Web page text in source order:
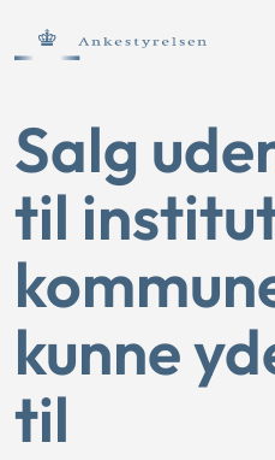
Salg
til
kunne
til